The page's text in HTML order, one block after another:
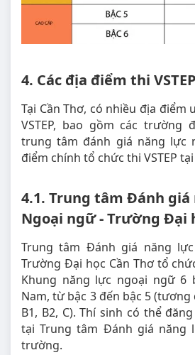
4. Các địa điểm thi
Tại Cần Thơ, có nhiều địa điểm
VSTEP, bao gồm các trường
trung tâm đánh giá năng lực
điểm chính tổ chức thi VSTEP
4.1. Trung tâm Đánh
Ngoại ngữ - Trường Đại
Trung tâm Đánh giá năng
Trường Đại học Cần Thơ tổ
Khung năng lực ngoại ngữ 6
Nam, từ bậc 3 đến bậc 5
B1, B2, C). Thí sinh có thể
tại Trung tâm Đánh giá năng
trường.